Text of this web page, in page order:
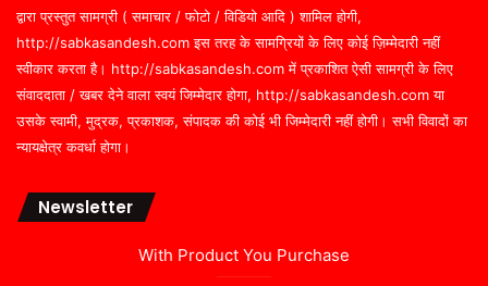
द्वारा प्रस्तुत सामग्री ( समाचार / फोटो / विडियो आदि ) शामिल होगी,
http://sabkasandesh.com इस तरह के सामग्रियों के लिए कोई ज़िम्मेदारी नहीं
स्वीकार करता है। http://sabkasandesh.com में प्रकाशित ऐसी सामग्री के लिए
संवाददाता / खबर देने वाला स्वयं जिम्मेदार होगा, http://sabkasandesh.com या
उसके स्वामी, मुद्रक, प्रकाशक, संपादक की कोई भी जिम्मेदारी नहीं होगी। सभी विवादों का
न्यायक्षेत्र कवर्धा होगा।
Newsletter
With Product You Purchase